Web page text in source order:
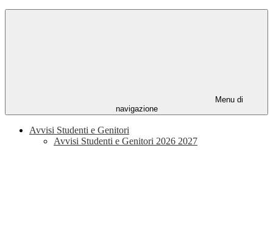
Menu di
navigazione
Avvisi Studenti e Genitori
Avvisi Studenti e Genitori 2026 2027